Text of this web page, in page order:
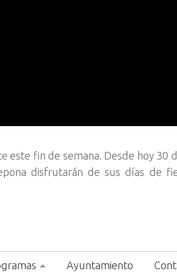
este fin de semana. Desde hoy 30
disfrutarán de sus días de
Ayuntamiento